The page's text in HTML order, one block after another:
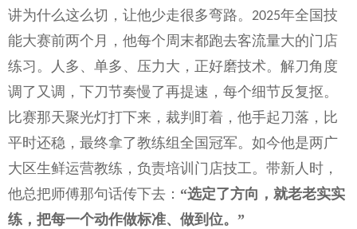
讲为什么这么切，让他少走很多弯路。 2025年全国技
能大赛前两个月，他每个周末都跑去客流量大的门店
练习。人多、单多、压力大，正好磨技术。解刀角度
调了又调，下刀节奏慢了再提速，每个细节反复抠。
比赛那天聚光灯打下来，裁判盯着，他手起刀落，比
平时还稳，最终拿了教练组全国冠军。如今他是两广
大区生鲜运营教练，负责培训门店技工。带新人时，
他总把师傅那句话传下去： “选定了方向，就老老实实
练，把每一个动作做标准、做到位。”